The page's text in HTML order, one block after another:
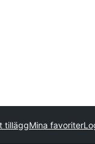
tilläggMina favoriter